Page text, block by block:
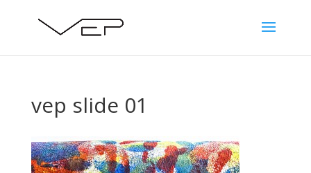
vep slide 01